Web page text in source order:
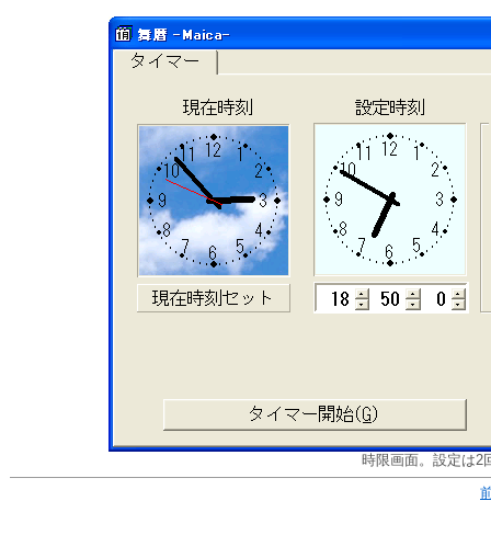
時限画面。設定は2